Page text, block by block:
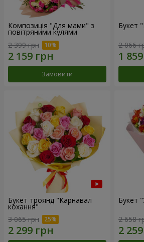
Композиція "Для мами" з
повітряними кулями
2 399 грн
Замовити
Букет
2 066
Букет троянд "Карнавал
кохання"
3 065 грн
Букет
2 658